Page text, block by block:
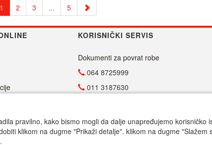
2 3 ... 5
KORISNIČKI SERVIS
Dokumenti za povrat robe
064 8725999
011 3187630
info@malasrpskaprodavnica.com
Radno vreme
pravilno, kako bismo mogli da dalje unapređujemo korisničko
klikom na dugme "Prikaži detalje". klikom na dugme